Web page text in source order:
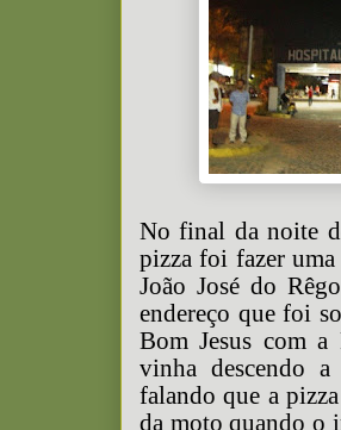
No final da noite
pizza foi fazer
João José do
endereço que foi
Bom Jesus com
vinha descendo
falando que a
da moto quando o